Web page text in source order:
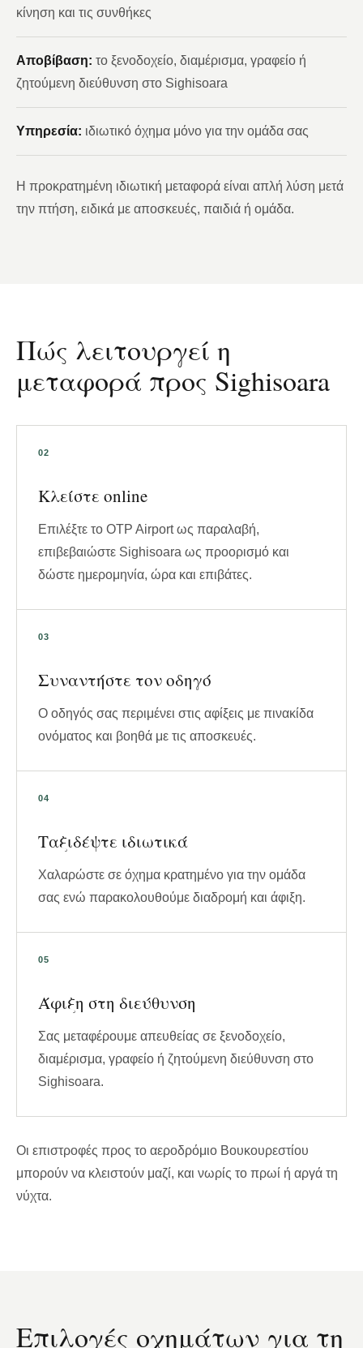
κίνηση και τις συνθήκες
Αποβίβαση: το ξενοδοχείο, διαμέρισμα, γραφείο ή
ζητούμενη διεύθυνση στο Sighisoara
Υπηρεσία: ιδιωτικό όχημα μόνο για την ομάδα σας
Η προκρατημένη ιδιωτική μεταφορά είναι απλή λύση μετά
την πτήση, ειδικά με αποσκευές, παιδιά ή ομάδα.
Πώς λειτουργεί η
μεταφορά προς Sighisoara
Κλείστε online
Επιλέξτε το OTP Airport ως παραλαβή,
επιβεβαιώστε Sighisoara ως προορισμό και
δώστε ημερομηνία, ώρα και επιβάτες.
Συναντήστε τον οδηγό
Ο οδηγός σας περιμένει στις αφίξεις με πινακίδα
ονόματος και βοηθά με τις αποσκευές.
Ταξιδέψτε ιδιωτικά
Χαλαρώστε σε όχημα κρατημένο για την ομάδα
σας ενώ παρακολουθούμε διαδρομή και άφιξη.
Άφιξη στη διεύθυνση
Σας μεταφέρουμε απευθείας σε ξενοδοχείο,
διαμέρισμα, γραφείο ή ζητούμενη διεύθυνση στο
Sighisoara.
Οι επιστροφές προς το αεροδρόμιο Βουκουρεστίου
μπορούν να κλειστούν μαζί, και νωρίς το πρωί ή αργά τη
νύχτα.
Επιλογές οχημάτων για τη